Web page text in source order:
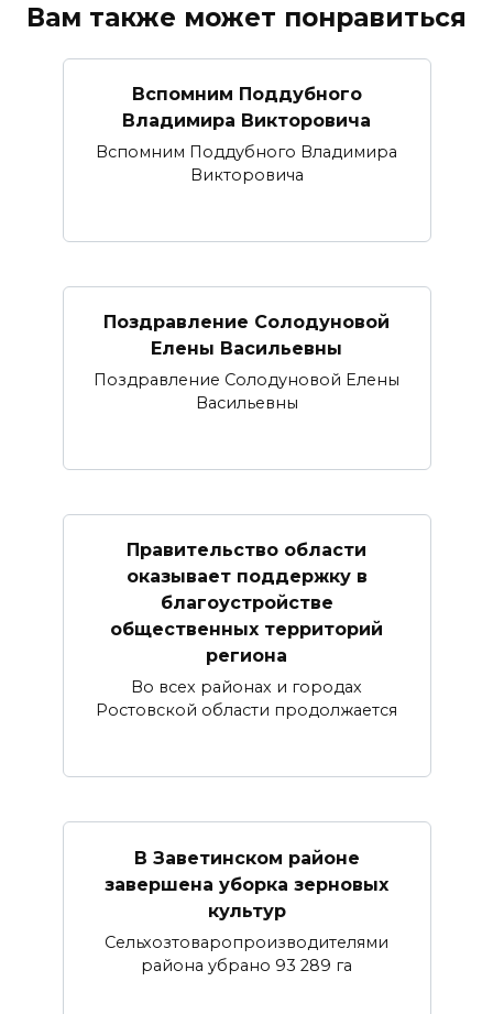
Вам также может понравиться
Вспомним Поддубного
Владимира Викторовича
Вспомним Поддубного Владимира
Викторовича
Поздравление Солодуновой
Елены Васильевны
Поздравление Солодуновой Елены
Васильевны
Правительство области
оказывает поддержку в
благоустройстве
общественных территорий
региона
Во всех районах и городах
Ростовской области продолжается
В Заветинском районе
завершена уборка зерновых
культур
Сельхозтоваропроизводителями
района убрано 93 289 га